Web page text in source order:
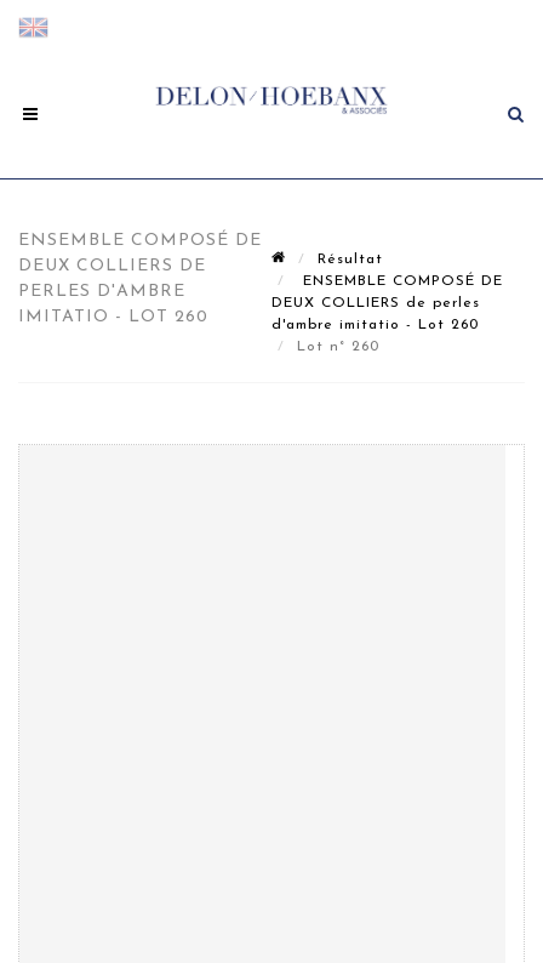
ENSEMBLE COMPOSÉ DE
DEUX COLLIERS DE
PERLES D'AMBRE
IMITATIO - LOT 260
Résultat
ENSEMBLE COMPOSÉ DE
DEUX COLLIERS de perles
d'ambre imitatio - Lot 260
Lot n° 260